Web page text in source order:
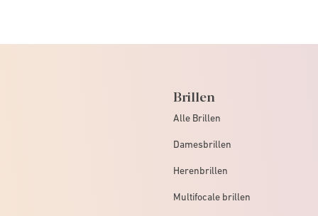
Brillen
Alle Brillen
Damesbrillen
Herenbrillen
Multifocale brillen